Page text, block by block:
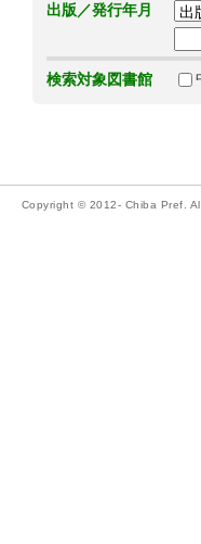
出版／発行年月
検索対象図書館
Copyright © 2012- Chiba Pref.